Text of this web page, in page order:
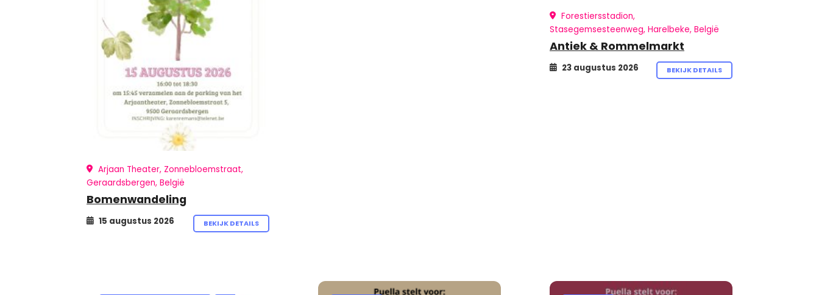
Arjaan Theater, Zonnebloemstraat,
Geraardsbergen, België
Bomenwandeling
15 augustus 2026 BEKIJK DETAILS
Forestiersstadion,
Stasegemsesteenweg, Harelbeke, België
Antiek & Rommelmarkt
23 augustus 2026 BEKIJK DETAILS